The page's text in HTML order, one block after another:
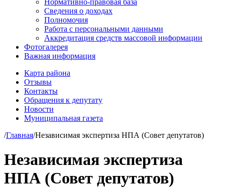
Нормативно-правовая база
Сведения о доходах
Полномочия
Работа с персональными данными
Аккредитация средств массовой информации
Фотогалерея
Важная информация
Карта района
Отзывы
Контакты
Обращения к депутату
Новости
Муниципальная газета
/Главная/Независимая экспертиза НПА (Совет депутатов)
Независимая экспертиза
НПА (Совет депутатов)